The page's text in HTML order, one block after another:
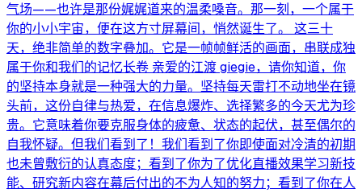
气场——也许是那份娓娓道来的温柔嗓音。那一刻，一个属于
你的小小宇宙，便在这方寸屏幕间，悄然诞生了。 这三十
天，绝非简单的数字叠加。它是一帧帧鲜活的画面，串联成独
属于你和我们的记忆长卷 亲爱的江渡 giegie，请你知道，你
的坚持本身就是一种强大的力量。坚持每天雷打不动地坐在镜
头前，这份自律与热爱，在信息爆炸、选择繁多的今天尤为珍
贵。它意味着你要克服身体的疲惫、状态的起伏，甚至偶尔的
自我怀疑。但我们看到了！我们看到了你即使面对冷清的初期
也未曾敷衍的认真态度；看到了你为了优化直播效果学习新技
能、研究新内容在幕后付出的不为人知的努力；看到了你在人